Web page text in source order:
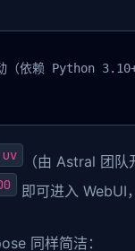
（依赖 Python
uv
（由 Astral 团
即可进入
同样简洁：